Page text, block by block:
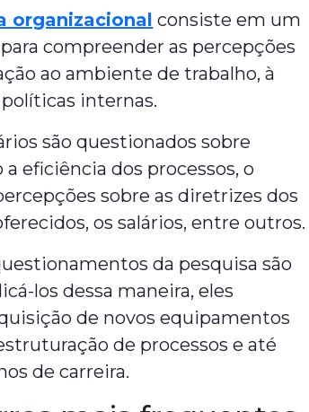
organizacional consiste em um
compreender as percepções
ao ambiente de trabalho, à
internas.
são questionados sobre
eficiência dos processos, o
sobre as diretrizes dos
os salários, entre outros.
da pesquisa são
los dessa maneira, eles
de novos equipamentos
de processos e até
de carreira.